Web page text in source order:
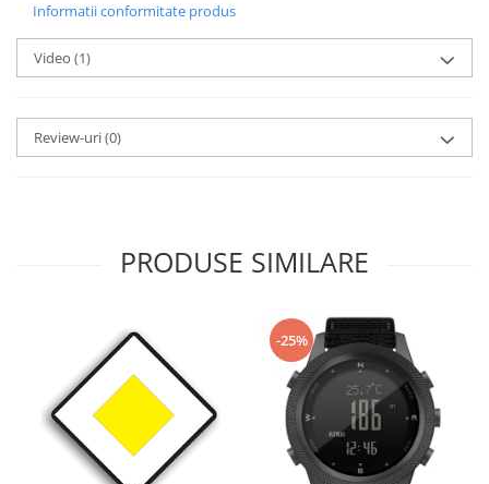
Informatii conformitate produs
Video (1)
Review-uri(0)
PRODUSE SIMILARE
-25%